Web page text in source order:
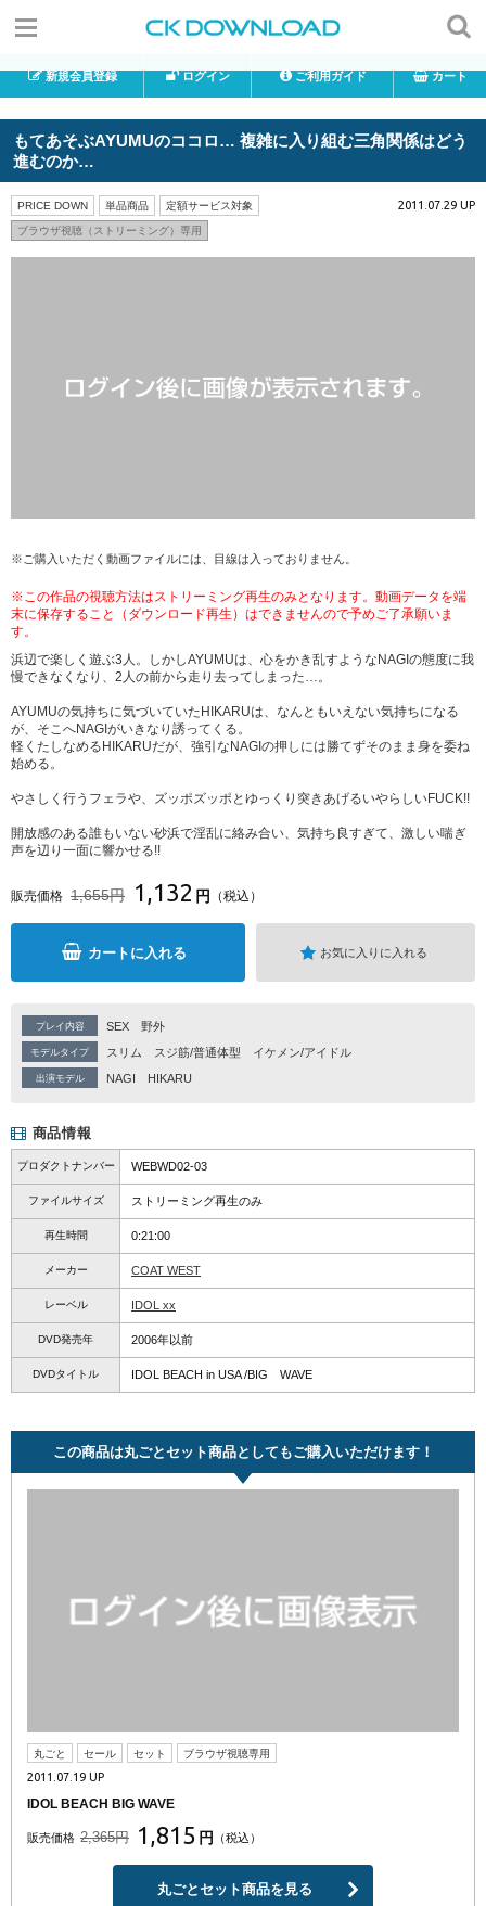
新規会員登録 ログイン ご利用ガイド カート
もてあそぶAYUMUのココロ… 複雑に入り組む三角関係はどう
進むのか…
PRICE DOWN 単品商品 定額サービス対象
ブラウザ視聴（ストリーミング）専用
2011.07.29 UP
※ご購入いただく動画ファイルには、目線は入っておりません。
※この作品の視聴方法はストリーミング再生のみとなります。動画データを端
末に保存すること（ダウンロード再生）はできませんので予めご了承願いま
す。
浜辺で楽しく遊ぶ3人。しかしAYUMUは、心をかき乱すようなNAGIの態度に我
慢できなくなり、2人の前から走り去ってしまった…。
AYUMUの気持ちに気づいていたHIKARUは、なんともいえない気持ちになる
が、そこへNAGIがいきなり誘ってくる。
軽くたしなめるHIKARUだが、強引なNAGIの押しには勝てずそのまま身を委ね
始める。
やさしく行うフェラや、ズッポズッポとゆっくり突きあげるいやらしいFUCK!!
開放感のある誰もいない砂浜で淫乱に絡み合い、気持ち良すぎて、激しい喘ぎ
声を辺り一面に響かせる!!
販売価格 1,655円 1,132 円 （税込）
カートに入れる お気に入りに入れる
プレイ内容 SEX 野外
モデルタイプ スリム スジ筋/普通体型 イケメン/アイドル
出演モデル NAGI HIKARU
商品情報
プロダクトナンバー WEBWD02-03
ファイルサイズ ストリーミング再生のみ
再生時間 0:21:00
メーカー COAT WEST
レーベル IDOL xx
DVD発売年 2006年以前
DVDタイトル IDOL BEACH in USA /BIG WAVE
この商品は丸ごとセット商品としてもご購入いただけます！
丸ごと セール セット ブラウザ視聴専用
2011.07.19 UP
IDOL BEACH BIG WAVE
販売価格 2,365円 1,815 円 （税込）
丸ごとセット商品を見る